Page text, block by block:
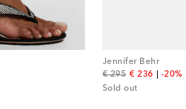
Jennifer Behr
€ 295
original price
€ 236
discount price
-20%
Sold out